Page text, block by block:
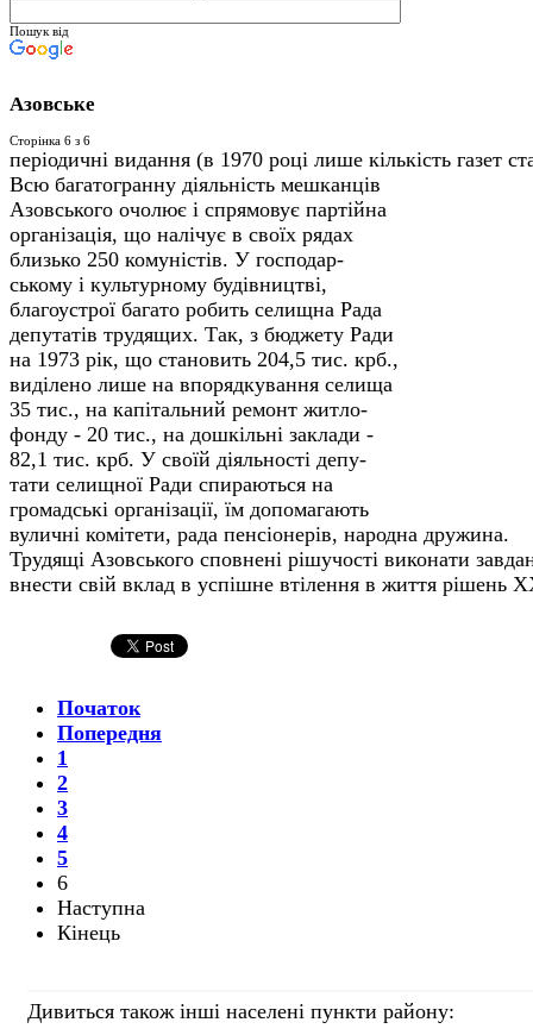
Пошук від
Азовське
Сторінка 6 з 6
періодичні видання (в 1970 році лише кількість газет
Всю багатогранну діяльність мешканців
Азовського очолює і спрямовує пар­тійна
організація, що налічує в своїх рядах
близько 250 комуністів. У господар­
ському і культурному будівництві,
благоустрої багато робить селищна Рада
депу­татів трудящих. Так, з бюджету Ради
на 1973 рік, що становить 204,5 тис. крб.,
виділено лише на впорядкування селища
35 тис., на капітальний ремонт житло­
фонду - 20 тис., на дошкільні заклади -
82,1 тис. крб. У своїй діяльності депу­
тати селищної Ради спираються на
громадські організації, їм допомагають
вуличні комітети, рада пенсіонерів, народна дружина.
Трудящі Азовського сповнені рішучості виконати
внести свій вклад в успішне втілення в життя рішень
Початок
Попередня
1
2
3
4
5
6
Наступна
Кінець
Дивиться також інші населені пункти району: